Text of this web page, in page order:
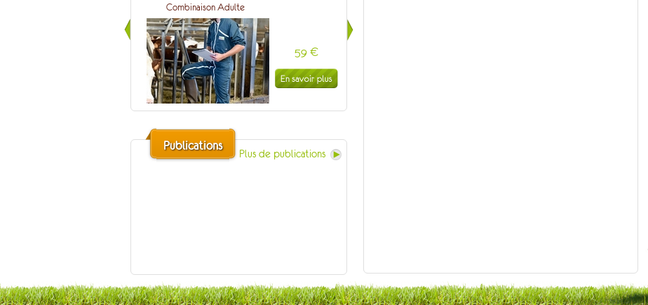
Combinaison Adulte
59 €
Plus de publications
Publications